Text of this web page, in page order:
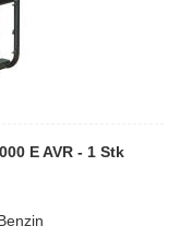
E AVR - 1 Stk